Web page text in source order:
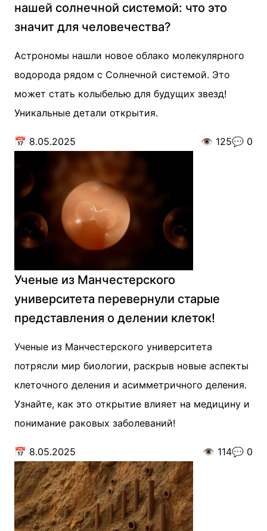
нашей солнечной системой: что это
значит для человечества?
Астрономы нашли новое облако молекулярного
водорода рядом с Солнечной системой. Это
может стать колыбелью для будущих звезд!
Уникальные детали открытия.
📅 8.05.2025 👁️ 125💬 0
Ученые из Манчестерского
университета перевернули старые
представления о делении клеток!
Ученые из Манчестерского университета
потрясли мир биологии, раскрыв новые аспекты
клеточного деления и асимметричного деления.
Узнайте, как это открытие влияет на медицину и
понимание раковых заболеваний!
📅 8.05.2025 👁️ 114💬 0